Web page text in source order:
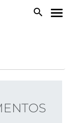
search